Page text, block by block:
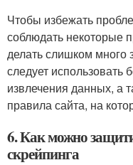
Чтобы избежать
соблюдать некоторые
делать слишком много
следует использовать
извлечения данных, а
правила сайта, на
6. Как можно
скрейпинга